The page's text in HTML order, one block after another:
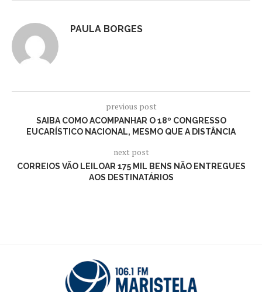
PAULA BORGES
previous post
SAIBA COMO ACOMPANHAR O 18º CONGRESSO
EUCARÍSTICO NACIONAL, MESMO QUE A DISTÂNCIA
next post
CORREIOS VÃO LEILOAR 175 MIL BENS NÃO ENTREGUES
AOS DESTINATÁRIOS